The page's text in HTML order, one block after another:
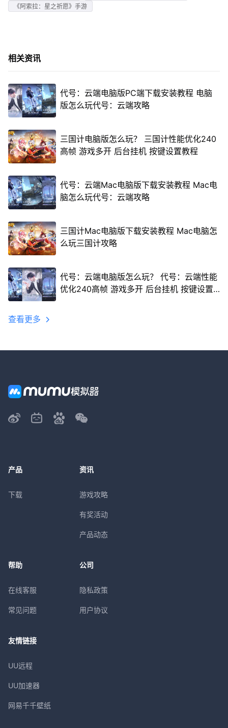
《阿索拉：星之祈愿》手游
相关资讯
代号：云端电脑版PC端下载安装教程 电脑
版怎么玩代号：云端攻略
三国计电脑版怎么玩？ 三国计性能优化240
高帧 游戏多开 后台挂机 按键设置教程
代号：云端Mac电脑版下载安装教程 Mac电
脑怎么玩代号：云端攻略
三国计Mac电脑版下载安装教程 Mac电脑怎
么玩三国计攻略
代号：云端电脑版怎么玩？ 代号：云端性能
优化240高帧 游戏多开 后台挂机 按键设置
查看更多
产品
下载
资讯
游戏攻略
有奖活动
产品动态
帮助
在线客服
常见问题
公司
隐私政策
用户协议
友情链接
UU远程
UU加速器
网易千千壁纸